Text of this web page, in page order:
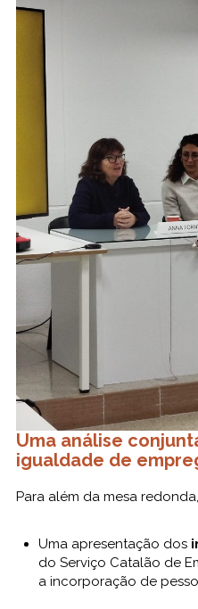
Uma análise
igualdade de
Para além da mesa
Uma apresentação dos
do Serviço Catalão de
a incorporação de